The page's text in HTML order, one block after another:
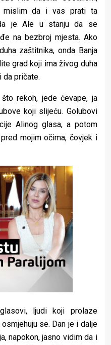
mislim da i vas prati ta
je Ale u stanju da se
na bezbroj mjesta. Ako
zaštitnika, onda Banja
grad koji ima živog duha
da pričate.
rekoh, jede ćevape, ja
koji slijeću. Golubovi
Alinog glasa, a potom
mojim očima, čovjek i
ljudi koji prolaze
se. Dan je i dalje
napokon, jasno vidim da i